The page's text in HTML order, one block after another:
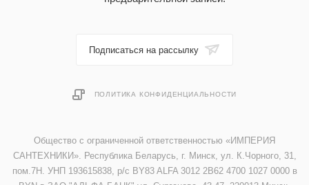
Подписаться на рассылку
ПОЛИТИКА КОНФИДЕНЦИАЛЬНОСТИ
Общество с ограниченной ответственностью «ИМПЕРИЯ
САНТЕХНИКИ». Республика Беларусь, г. Минск, ул. К.Чорного, 31,
пом.7Н. УНП 193615838, р/с BY83 ALFA 3012 2B62 4700 1027 0000 в